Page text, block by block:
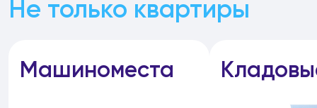
Не только квартиры
Машиноместа